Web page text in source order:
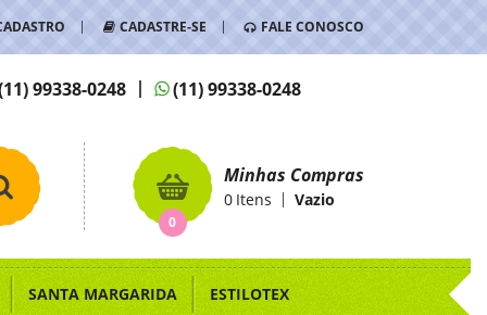
CADASTRE-SE FALE CONOSCO
99338-0248 (11)99338-0248
0
Minhas Compras
Itens
0 Vazio
SANTA MARGARIDA ESTILOTEX